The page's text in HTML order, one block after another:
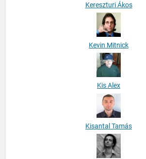
Kereszturi Ákos
Kevin Mitnick
Kis Alex
Kisantal Tamás